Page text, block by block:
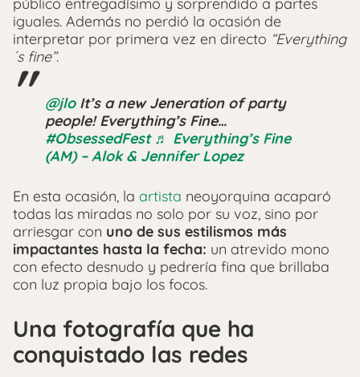
público entregadísimo y sorprendido a partes
iguales. Además no perdió la ocasión de
interpretar por primera vez en directo “Everything
´s fine”.
@jloIt’s a new Jeneration of party
people! Everything’s Fine…
#ObsessedFest ♬ Everything’s Fine
(AM) – Alok & Jennifer Lopez
En esta ocasión, la artista neoyorquina acaparó
todas las miradas no solo por su voz, sino por
arriesgar con uno de sus estilismos más
impactantes hasta la fecha: un atrevido mono
con efecto desnudo y pedrería fina que brillaba
con luz propia bajo los focos.
Una fotografía que ha
conquistado las redes